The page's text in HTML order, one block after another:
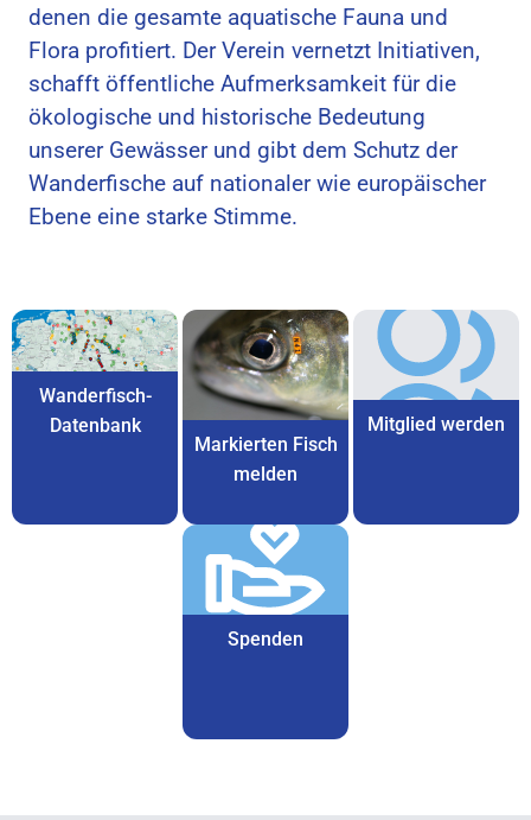
denen die gesamte aquatische Fauna und
Flora profitiert. Der Verein vernetzt Initiativen,
schafft öffentliche Aufmerksamkeit für die
ökologische und historische Bedeutung
unserer Gewässer und gibt dem Schutz der
Wanderfische auf nationaler wie europäischer
Ebene eine starke Stimme.
Wanderfisch-
Datenbank
Markierten Fisch
melden
Mitglied werden
Spenden